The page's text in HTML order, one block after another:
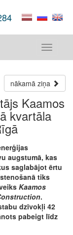
Toggle
nākamā ziņa
Kaamos
kvartāla
augstumā, kas
saglabājot ērtu
tiks
Kaamos
.
dzīvokļi 42
pabeigt līdz